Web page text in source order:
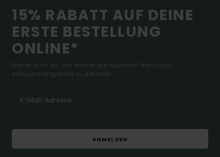
15% RABATT AUF DEINE
ERSTE BESTELLUNG
ONLINE*
Melde dich an, um immer die neuesten News und
exklusive Angebote zu erhalten.
ANMELDEN